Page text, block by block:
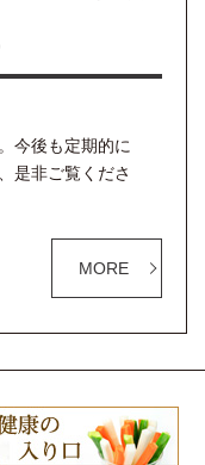
今後も定期的に
是非ご覧くださ
MORE